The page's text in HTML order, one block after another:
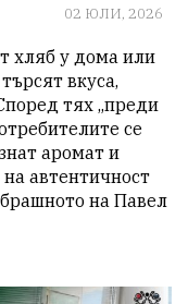
02 ЮЛИ, 2026
хляб у дома или
вкуса,
тях „преди
се
аромат и
автентичност
на Павел